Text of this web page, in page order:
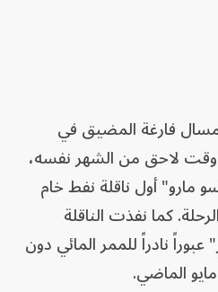
فارغة المضيق في
وقت لاحق من الشهر نفسه،
مارو" أول ناقلة نفط خام
كما نفذت الناقلة
نادراً للممر المائي دون
الماضي.